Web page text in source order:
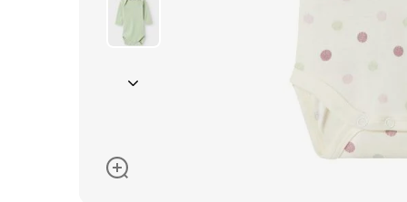
Футболки и майки
Шапки, шарфы, перчатки
Аксессуары
Одежда по размеру